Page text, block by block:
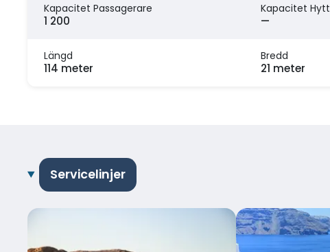
Kapacitet Passagerare
1 200
Kapacitet Hytt
—
Längd
114 meter
Bredd
21 meter
Servicelinjer